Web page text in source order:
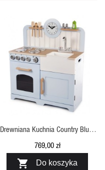
SZYBKI PODGLĄD
Drewniana Kuchnia Country Blue,
Tidlo
769,00 zł
 Do koszyka